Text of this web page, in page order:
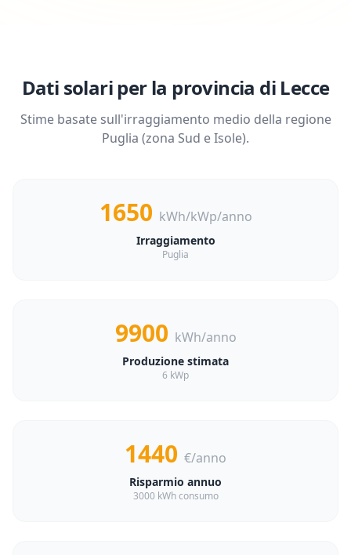
Dati solari per la provincia di Lecce
Stime basate sull'irraggiamento medio della regione
Puglia (zona Sud e Isole).
1650 kWh/kWp/anno
Irraggiamento
Puglia
9900 kWh/anno
Produzione stimata
6 kWp
1440 €/anno
Risparmio annuo
3000 kWh consumo